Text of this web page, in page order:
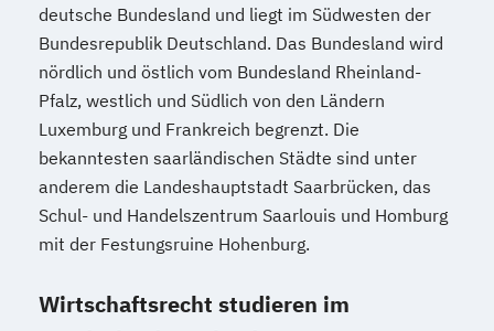
deutsche Bundesland und liegt im Südwesten der
Bundesrepublik Deutschland. Das Bundesland wird
nördlich und östlich vom Bundesland Rheinland-
Pfalz, westlich und Südlich von den Ländern
Luxemburg und Frankreich begrenzt. Die
bekanntesten saarländischen Städte sind unter
anderem die Landeshauptstadt Saarbrücken, das
Schul- und Handelszentrum Saarlouis und Homburg
mit der Festungsruine Hohenburg.
Wirtschaftsrecht studieren im